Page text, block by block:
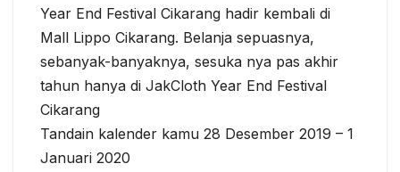
Year End Festival Cikarang hadir kembali di
Mall Lippo Cikarang. Belanja sepuasnya,
sebanyak-banyaknya, sesuka nya pas akhir
tahun hanya di JakCloth Year End Festival
Cikarang
Tandain kalender kamu 28 Desember 2019 – 1
Januari 2020